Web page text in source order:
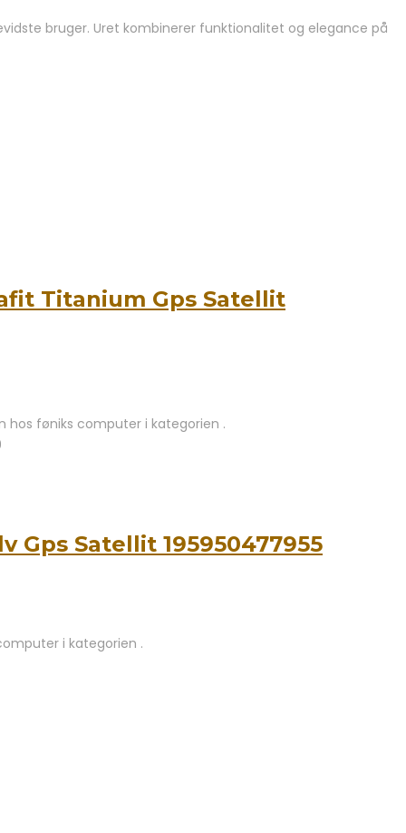
bruger. Uret kombinerer funktionalitet og elegance på
Titanium Gps Satellit
hos føniks computer i kategorien .
Gps Satellit 195950477955
i kategorien .